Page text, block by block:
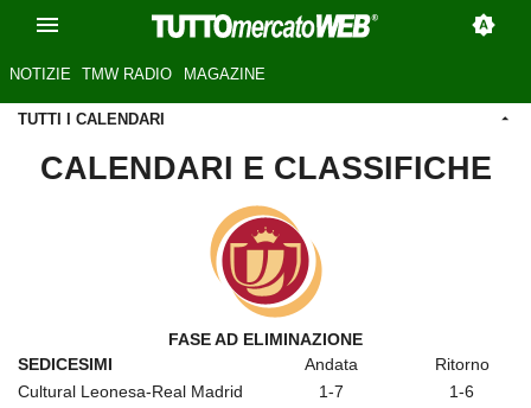
NOTIZIE TMW RADIO MAGAZINE
TUTTI I CALENDARI
CALENDARI E CLASSIFICHE
FASE AD ELIMINAZIONE
SEDICESIMI
Andata
Ritorno
Cultural Leonesa-Real Madrid
1-7
1-6